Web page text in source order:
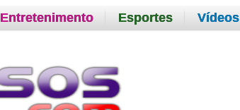
Entretenimento Esportes Vídeos